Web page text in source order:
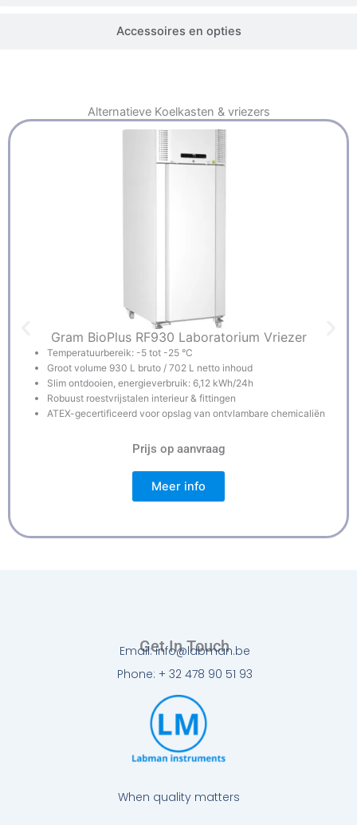
Accessoires en opties
Alternatieve Koelkasten & vriezers
Gram BioPlus RF930 Laboratorium Vriezer
Temperatuurbereik: -5 tot -25 °C
Groot volume 930 L bruto / 702 L netto inhoud
Slim ontdooien, energieverbruik: 6,12 kWh/24h
Robuust roestvrijstalen interieur & fittingen
ATEX-gecertificeerd voor opslag van ontvlambare chemicaliën
Prijs op aanvraag
Meer info
When quality matters
Get In Touch
Email: info@labman.be
Phone: + 32 478 90 51 93